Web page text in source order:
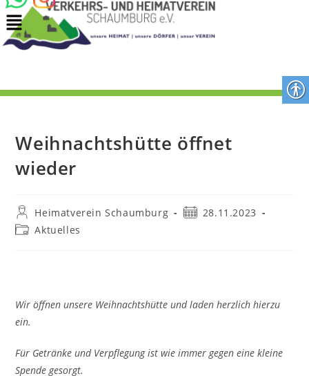
Weihnachtshütte öffnet
wieder
Heimatverein Schaumburg
28.11.2023
Aktuelles
Wir öffnen unsere Weihnachtshütte und laden herzlich hierzu
ein.
Für Getränke und Verpflegung ist wie immer gegen eine kleine
Spende gesorgt.